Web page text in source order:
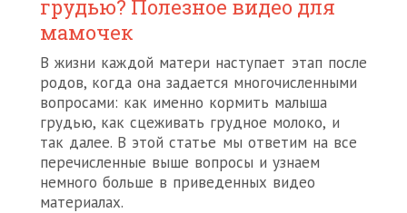
грудью? Полезное видео для
мамочек
В жизни каждой матери наступает этап после
родов, когда она задается многочисленными
вопросами: как именно кормить малыша
грудью, как сцеживать грудное молоко, и
так далее. В этой статье мы ответим на все
перечисленные выше вопросы и узнаем
немного больше в приведенных видео
материалах.